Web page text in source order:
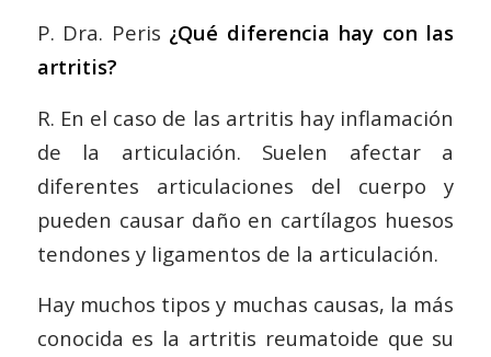
P. Dra. Peris ¿Qué diferencia hay con las
artritis?
R. En el caso de las artritis hay inflamación
de la articulación. Suelen afectar a
diferentes articulaciones del cuerpo y
pueden causar daño en cartílagos huesos
tendones y ligamentos de la articulación.
Hay muchos tipos y muchas causas, la más
conocida es la artritis reumatoide que su